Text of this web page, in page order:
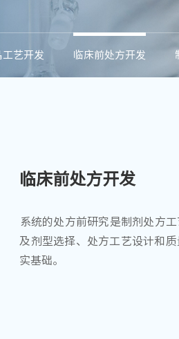
工艺开发 临床前处方开发
临床前处方开发
系统的处方前研究是制剂处方
及剂型选择、处方工艺设计和
实基础。